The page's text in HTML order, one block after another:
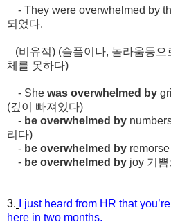
- They were overwhelmed by
되었다.
(비유적) (슬픔이나, 놀라움등으
체를 못하다)
- She was overwhelmed by
(깊이 빠져있다)
- be overwhelmed by
리다)
- be overwhelmed by remorse
- be overwhelmed by joy 기
3.
I just heard from HR that
here in two months.